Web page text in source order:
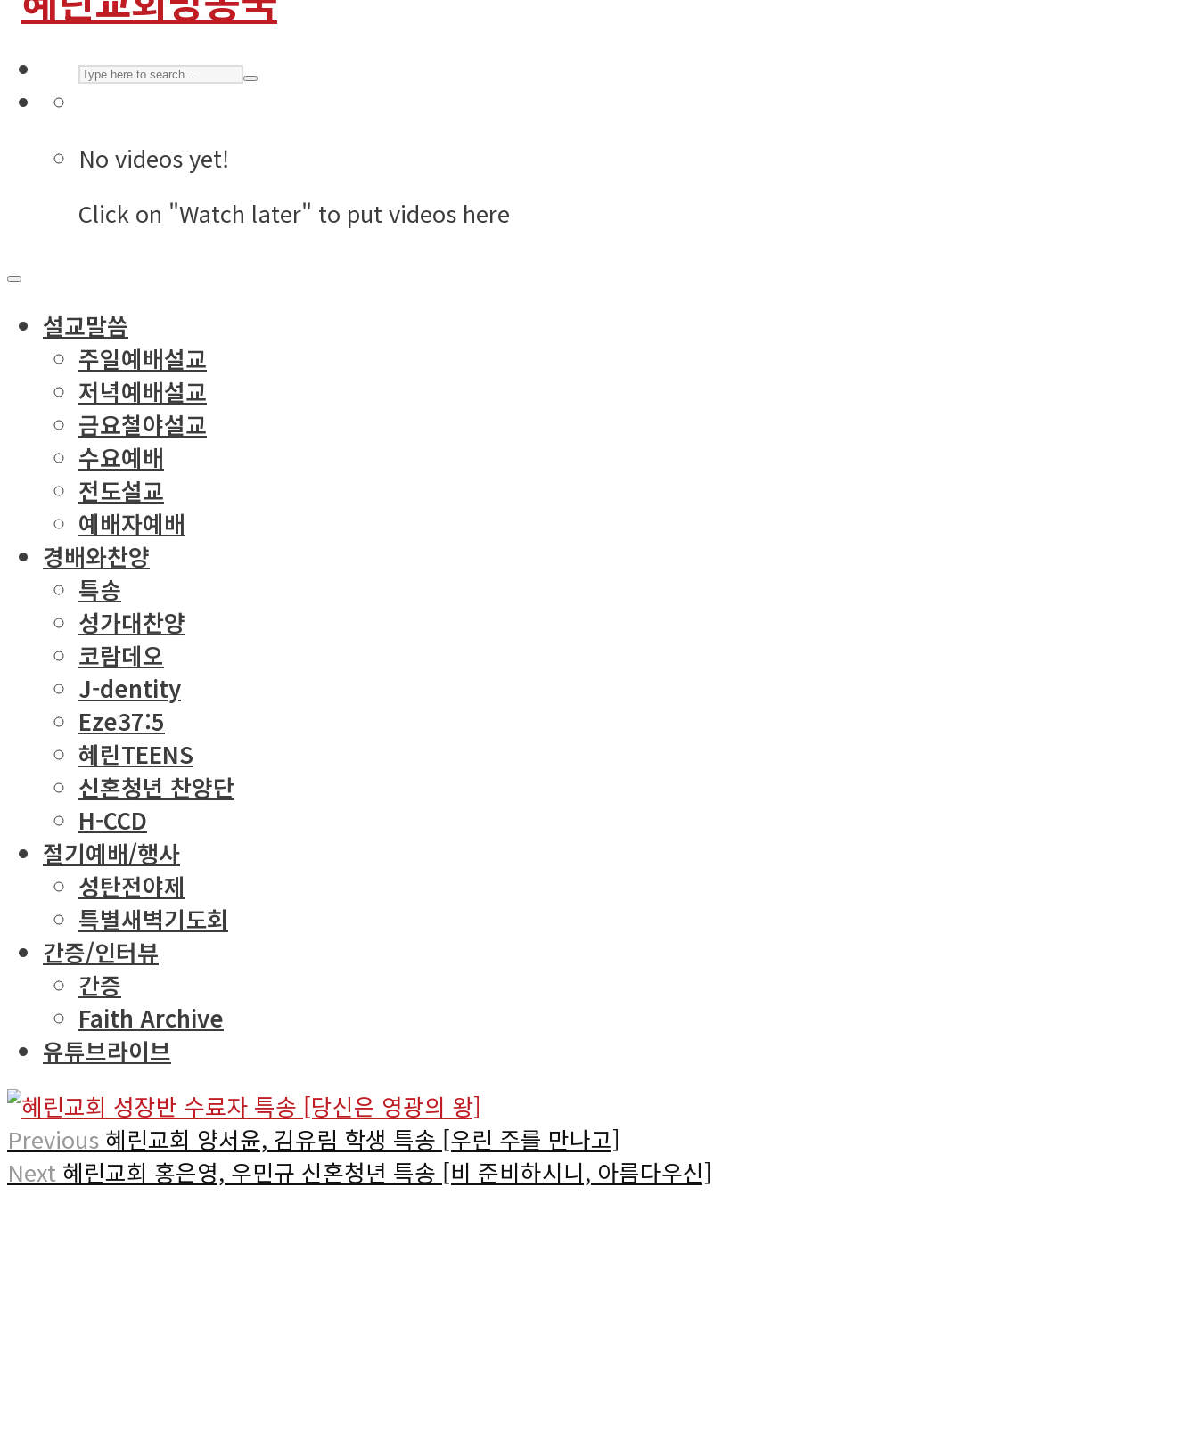
No videos yet!
Click on "Watch later" to put videos here
설교말씀
주일예배설교
저녁예배설교
금요철야설교
수요예배
전도설교
예배자예배
경배와찬양
특송
성가대찬양
코람데오
J-dentity
Eze37:5
혜린TEENS
신혼청년 찬양단
H-CCD
절기예배/행사
성탄전야제
특별새벽기도회
간증/인터뷰
간증
Faith Archive
유튜브라이브
Previous 혜린교회 양서윤, 김유림 학생 특송 [우린 주를 만나고]
Next 혜린교회 홍은영, 우민규 신혼청년 특송 [비 준비하시니, 아름다우신]